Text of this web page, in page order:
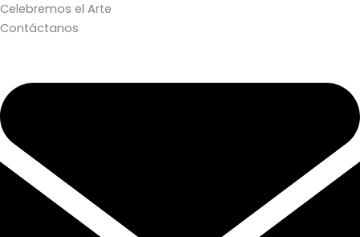
Celebremos el Arte
Contáctanos